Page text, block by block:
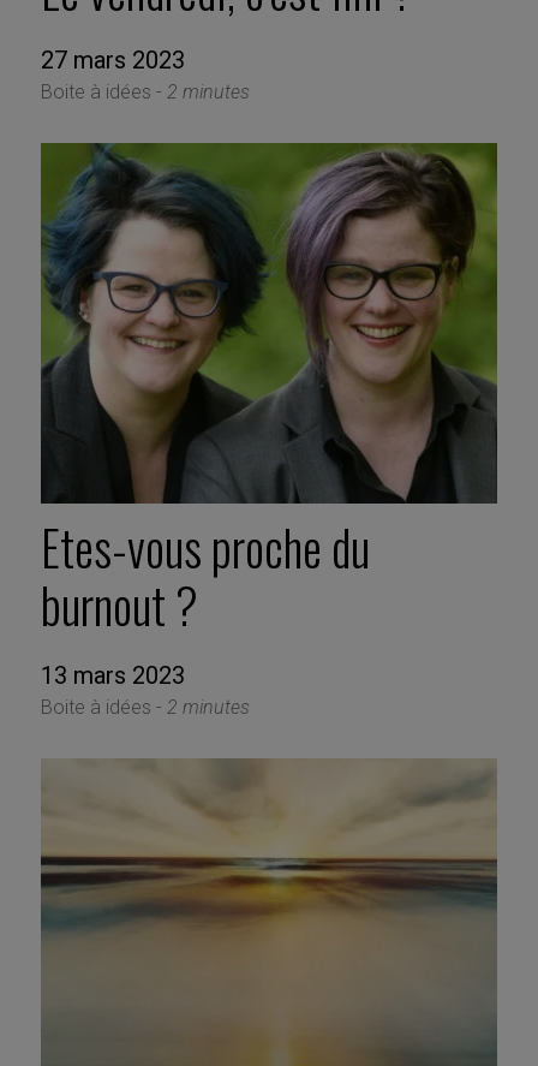
27 mars 2023
Boite à idées - 2 minutes
Etes-vous proche du
burnout ?
13 mars 2023
Boite à idées - 2 minutes